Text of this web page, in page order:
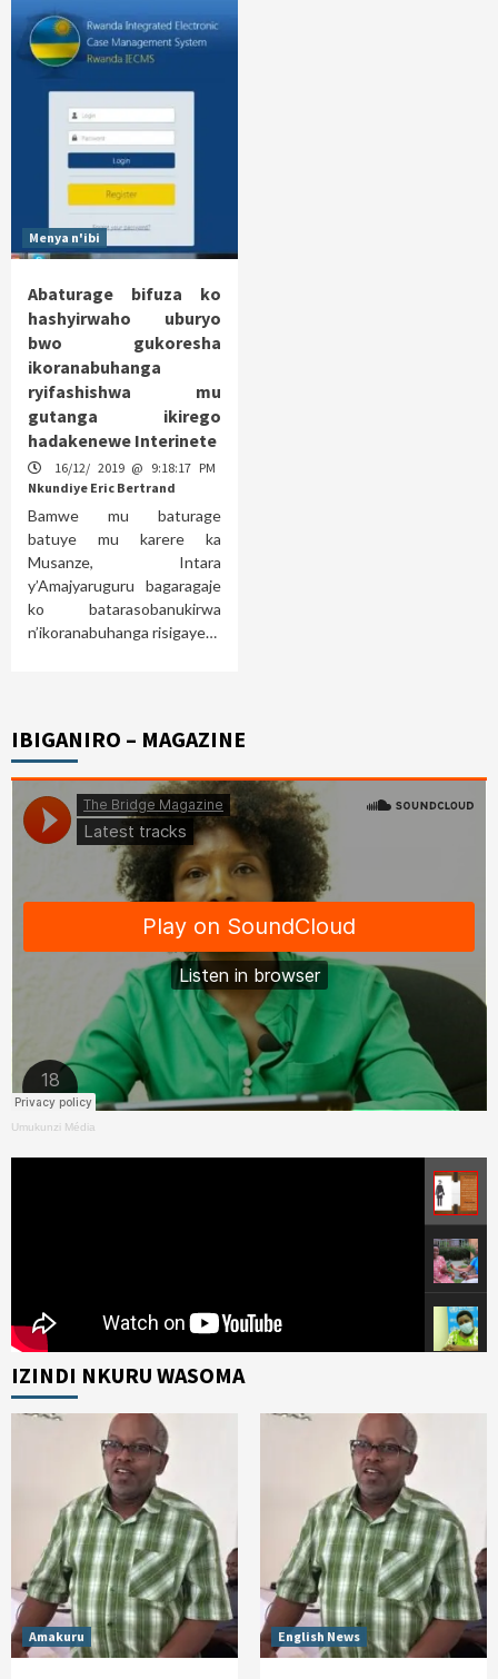
Menya n'ibi
Abaturage bifuza ko
hashyirwaho uburyo
bwo gukoresha
ikoranabuhanga
ryifashishwa mu
gutanga ikirego
hadakenewe Interinete
16/12/ 2019 @ 9:18:17 PM
Nkundiye Eric Bertrand
Bamwe mu baturage
batuye mu karere ka
Musanze, Intara
y’Amajyaruguru bagaragaje
ko batarasobanukirwa
n’ikoranabuhanga risigaye…
IBIGANIRO – MAGAZINE
Umukunzi Média
IZINDI NKURU WASOMA
Amakuru English News